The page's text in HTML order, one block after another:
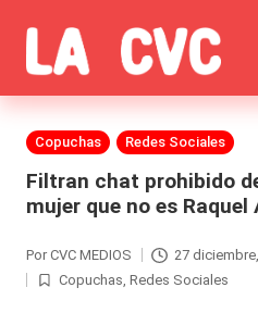
Saltar
al
contenido
C
o
p
u
c
h
Todas
las
noticias
de
la
Publicada
Copuchas Redes Sociales
Filtran chat prohibido
mujer que no es Raquel
por
Por CVC MEDIOS 27
Publicada
Copuchas, Redes Sociales